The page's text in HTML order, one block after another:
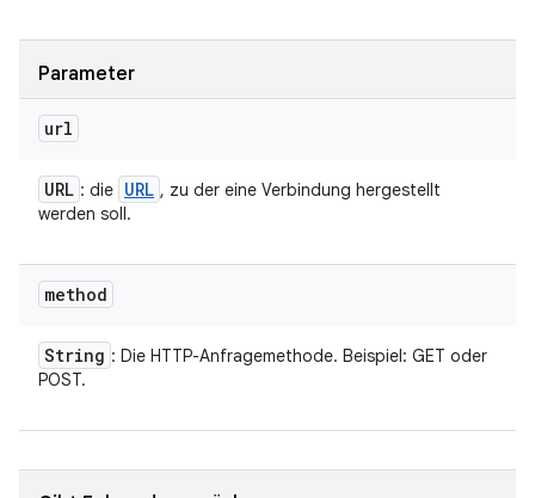
Parameter
url
URL : die URL , zu der eine Verbindung hergestellt
werden soll.
method
String : Die HTTP-Anfragemethode. Beispiel: GET oder
POST.